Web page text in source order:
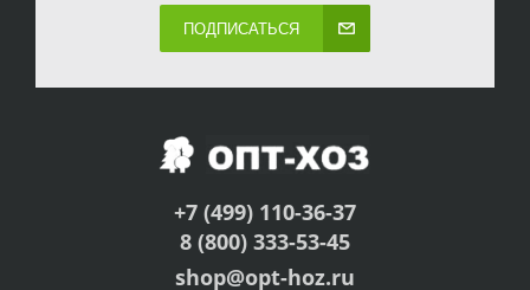
ПОДПИСАТЬСЯ
+7 (499) 110-36-37
8 (800) 333-53-45
shop@opt-hoz.ru